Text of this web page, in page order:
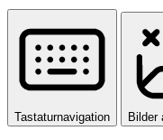
Tastaturnavigation Bilder